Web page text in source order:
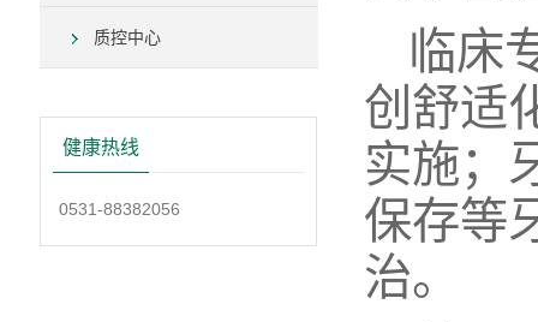
质控中心
健康热线
0531-88382056
临床
创舒适
实施；
保存等
治。